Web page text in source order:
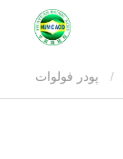
پودر فولوات